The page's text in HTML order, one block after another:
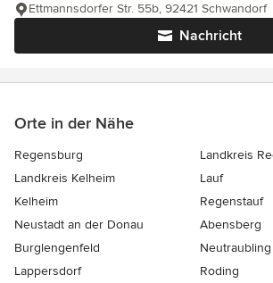
Nachricht
Ettmannsdorfer Str. 55b, 92421 Schwandorf
Orte in der Nähe
Regensburg
Landkreis
Landkreis Kelheim
Lauf
Kelheim
Regenstauf
Neustadt an der Donau
Abensberg
Burglengenfeld
Neutraubling
Lappersdorf
Roding